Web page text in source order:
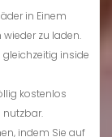
in Einem
wieder zu laden.
gleichzeitig inside
kostenlos
nutzbar.
indem Sie auf